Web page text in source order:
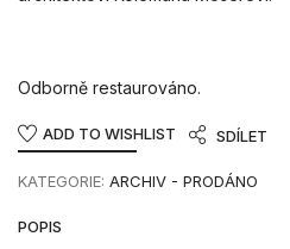
Odborně restaurováno.
ADD TO WISHLIST SDÍLET
KATEGORIE: ARCHIV - PRODÁNO
POPIS